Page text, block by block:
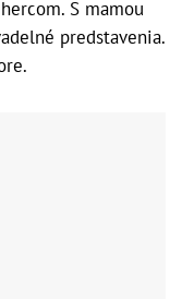
S mamou
predstavenia.